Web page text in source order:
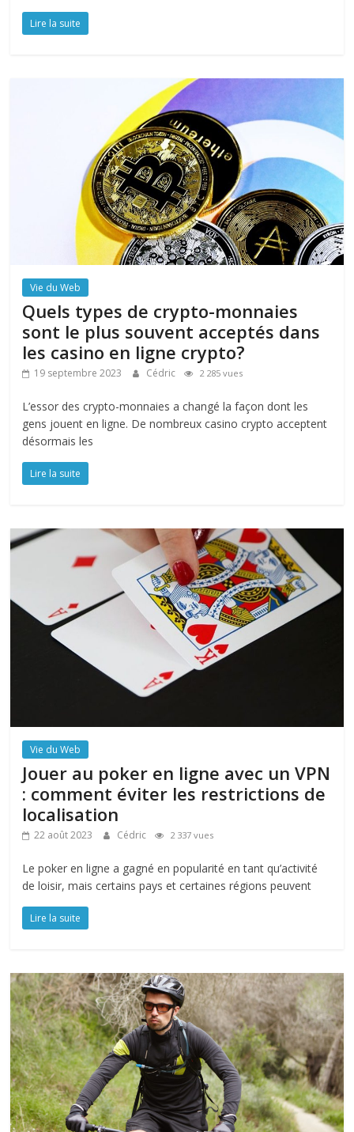
Lire la suite
Vie du Web
Quels types de crypto-monnaies
sont le plus souvent acceptés dans
les casino en ligne crypto?
19 septembre 2023 Cédric 2 285 vues
L’essor des crypto-monnaies a changé la façon dont les
gens jouent en ligne. De nombreux casino crypto acceptent
désormais les
Lire la suite
Vie du Web
Jouer au poker en ligne avec un VPN
: comment éviter les restrictions de
localisation
22 août 2023 Cédric 2 337 vues
Le poker en ligne a gagné en popularité en tant qu’activité
de loisir, mais certains pays et certaines régions peuvent
Lire la suite